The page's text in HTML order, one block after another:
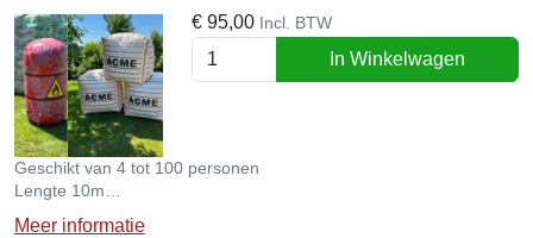
€ 95,00 Incl. BTW
In Winkelwagen
Geschikt van 4 tot 100 personen
Lengte 10m
Breedte 10 m
Meer informatie